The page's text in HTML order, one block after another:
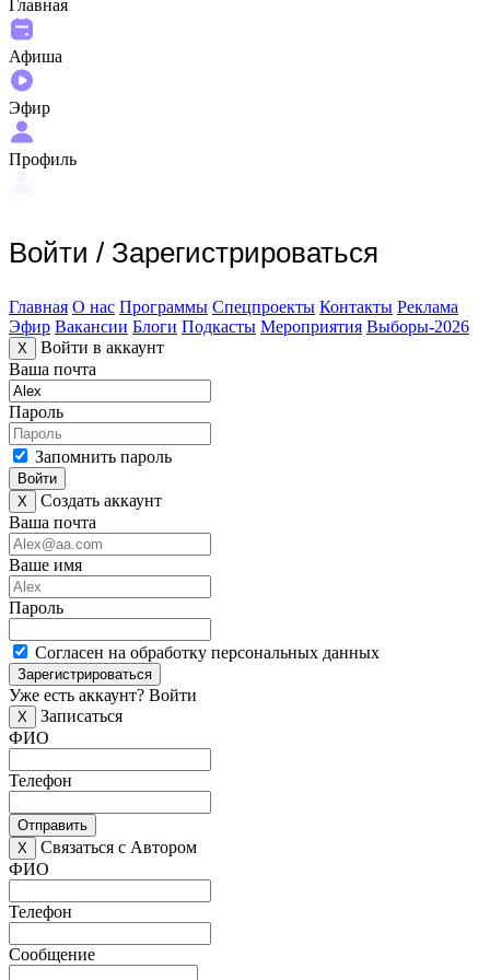
Главная
Афиша
Эфир
Профиль
Войти / Зарегистрироваться
Главная О нас Программы Спецпроекты Контакты Реклама
Эфир Вакансии Блоги Подкасты Мероприятия Выборы-2026
X
Войти в аккаунт
Ваша почта
Пароль
Запомнить пароль
Войти
X
Создать аккаунт
Ваша почта
Ваше имя
Пароль
Согласен на обработку персональных данных
Зарегистрироваться
Уже есть аккаунт? Войти
X
Записаться
ФИО
Телефон
Отправить
X
Связаться с Автором
ФИО
Телефон
Сообщение